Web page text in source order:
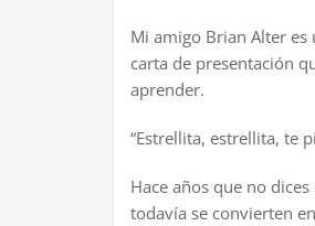
Mi amigo Brian Alter
carta de presentación
aprender.
“Estrellita, estrellita, te
Hace años que no
todavía se convierten